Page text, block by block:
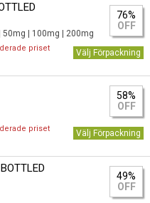
50mg | 100mg | 200mg
76%
OFF
priset
Välj Förpackning
58%
OFF
priset
Välj Förpackning
49%
OFF